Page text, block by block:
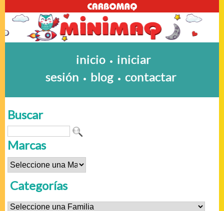
inicio • iniciar
sesión • blog • contactar
Buscar
Marcas
Categorías